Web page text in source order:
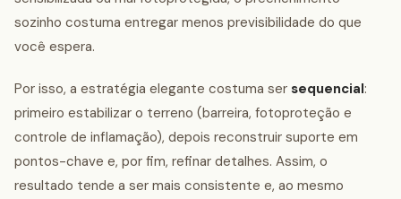
sozinho costuma entregar menos previsibilidade do que
você espera.
Por isso, a estratégia elegante costuma ser sequencial:
primeiro estabilizar o terreno (barreira, fotoproteção e
controle de inflamação), depois reconstruir suporte em
pontos-chave e, por fim, refinar detalhes. Assim, o
resultado tende a ser mais consistente e, ao mesmo